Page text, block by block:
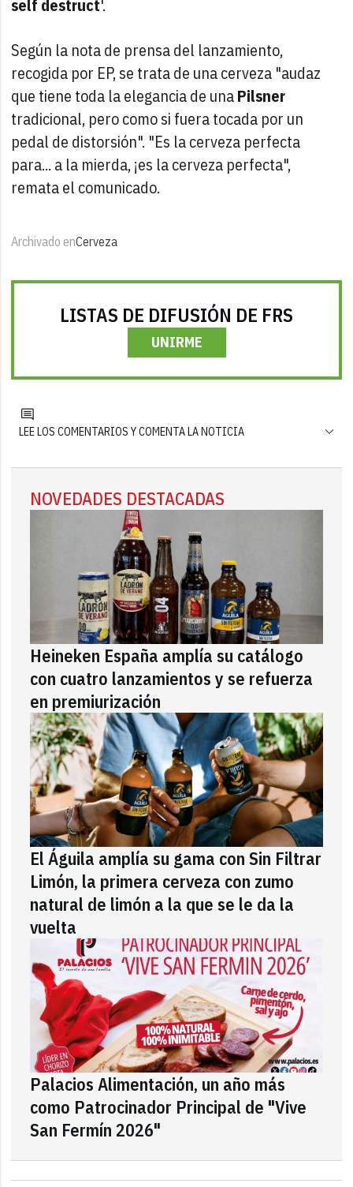
self destruct'.
Según la nota de prensa del lanzamiento,
recogida por EP, se trata de una cerveza "audaz
que tiene toda la elegancia de unaPilsner
tradicional, pero como si fuera tocada por un
pedal de distorsión". "Es la cerveza perfecta
para... a la mierda, ¡es la cerveza perfecta",
remata el comunicado.
Archivado enCerveza
LISTAS DE DIFUSIÓN DE FRS
UNIRME
LEE LOS COMENTARIOS Y COMENTA LA NOTICIA
NOVEDADES DESTACADAS
Heineken España amplía su catálogo
con cuatro lanzamientos y se refuerza
en premiurización
El Águila amplía su gama con Sin Filtrar
Limón, la primera cerveza con zumo
natural de limón a la que se le da la
vuelta
Palacios Alimentación, un año más
como Patrocinador Principal de "Vive
San Fermín 2026"